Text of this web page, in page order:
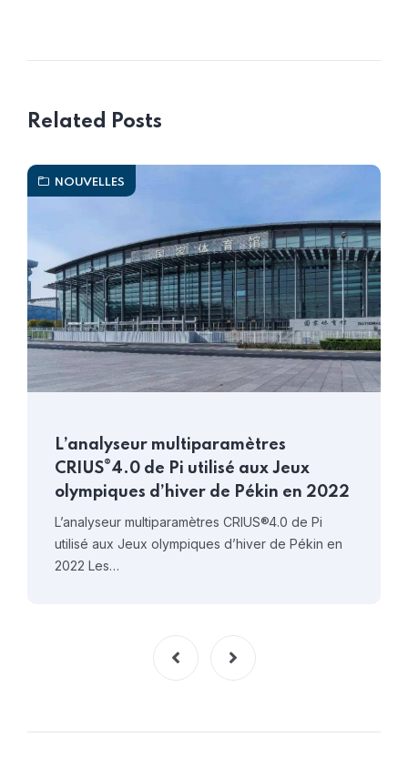
Related Posts
NOUVELLES
L’analyseur multiparamètres
CRIUS®4.0 de Pi utilisé aux Jeux
olympiques d’hiver de Pékin en 2022
L’analyseur multiparamètres CRIUS®4.0 de Pi
utilisé aux Jeux olympiques d’hiver de Pékin en
2022 Les…